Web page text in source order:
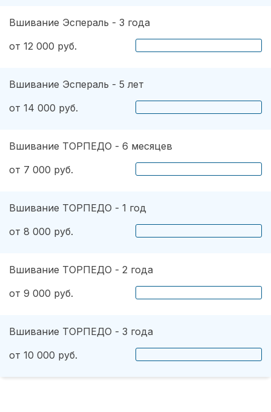
Вшивание Эспераль - 3 года
от 12 000 руб.
Вшивание Эспераль - 5 лет
от 14 000 руб.
Вшивание ТОРПЕДО - 6 месяцев
от 7 000 руб.
Вшивание ТОРПЕДО - 1 год
от 8 000 руб.
Вшивание ТОРПЕДО - 2 года
от 9 000 руб.
Вшивание ТОРПЕДО - 3 года
от 10 000 руб.